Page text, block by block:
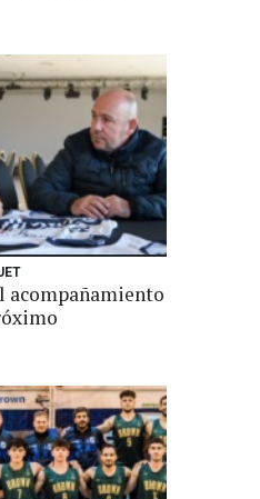
acompañamiento